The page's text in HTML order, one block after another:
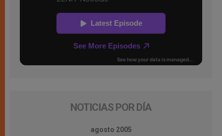
NOTICIAS POR DÍA
agosto 2005